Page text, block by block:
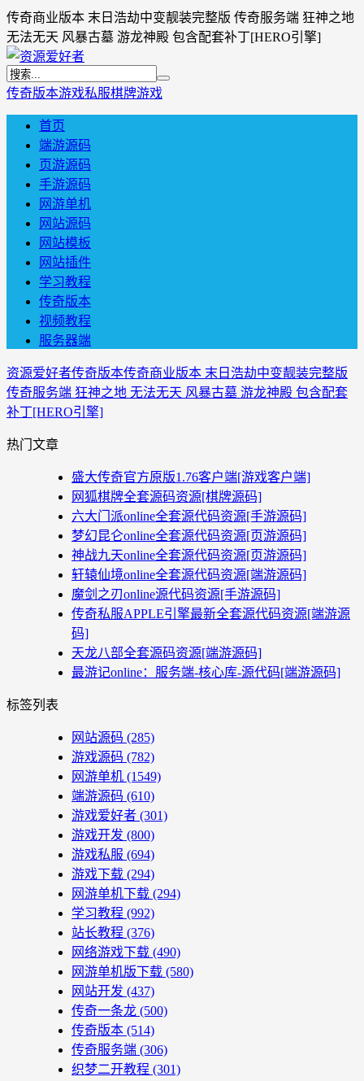
传奇商业版本 末日浩劫中变靓装完整版 传奇服务端 狂神之地
无法无天 风暴古墓 游龙神殿 包含配套补丁[HERO引擎]
传奇版本游戏私服棋牌游戏
首页
端游源码
页游源码
手游源码
网游单机
网站源码
网站模板
网站插件
学习教程
传奇版本
视频教程
服务器端
资源爱好者传奇版本传奇商业版本 末日浩劫中变靓装完整版
传奇服务端 狂神之地 无法无天 风暴古墓 游龙神殿 包含配套
补丁[HERO引擎]
热门文章
盛大传奇官方原版1.76客户端[游戏客户端]
网狐棋牌全套源码资源[棋牌源码]
六大门派online全套源代码资源[手游源码]
梦幻昆仑online全套源代码资源[页游源码]
神战九天online全套源代码资源[页游源码]
轩辕仙境online全套源代码资源[端游源码]
魔剑之刃online源代码资源[手游源码]
传奇私服APPLE引擎最新全套源代码资源[端游源
码]
天龙八部全套源码资源[端游源码]
最游记online：服务端-核心库-源代码[端游源码]
标签列表
网站源码 (285)
游戏源码 (782)
网游单机 (1549)
端游源码 (610)
游戏爱好者 (301)
游戏开发 (800)
游戏私服 (694)
游戏下载 (294)
网游单机下载 (294)
学习教程 (992)
站长教程 (376)
网络游戏下载 (490)
网游单机版下载 (580)
网站开发 (437)
传奇一条龙 (500)
传奇版本 (514)
传奇服务端 (306)
织梦二开教程 (301)